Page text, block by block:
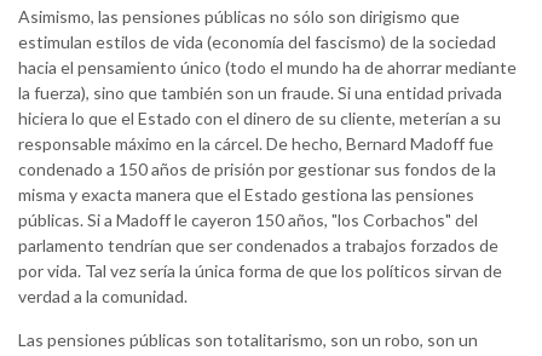
Asimismo, las pensiones públicas no sólo son dirigismo que
estimulan estilos de vida (economía del fascismo) de la sociedad
hacia el pensamiento único (todo el mundo ha de ahorrar mediante
la fuerza), sino que también son un fraude. Si una entidad privada
hiciera lo que el Estado con el dinero de su cliente, meterían a su
responsable máximo en la cárcel. De hecho, Bernard Madoff fue
condenado a 150 años de prisión por gestionar sus fondos de la
misma y exacta manera que el Estado gestiona las pensiones
públicas. Si a Madoff le cayeron 150 años, "los Corbachos" del
parlamento tendrían que ser condenados a trabajos forzados de
por vida. Tal vez sería la única forma de que los políticos sirvan de
verdad a la comunidad.
Las pensiones públicas son totalitarismo, son un robo, son un